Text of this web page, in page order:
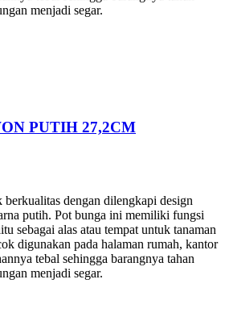
menjadi segar.
PUTIH 27,2CM
berkualitas dengan dilengkapi design
putih. Pot bunga ini memiliki fungsi
sebagai alas atau tempat untuk tanaman
digunakan pada halaman rumah, kantor
tebal sehingga barangnya tahan
menjadi segar.